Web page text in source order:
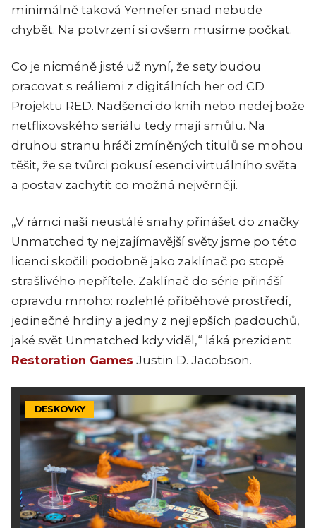
minimálně taková Yennefer snad nebude
chybět. Na potvrzení si ovšem musíme počkat.
Co je nicméně jisté už nyní, že sety budou
pracovat s reáliemi z digitálních her od CD
Projektu RED. Nadšenci do knih nebo nedej bože
netflixovského seriálu tedy mají smůlu. Na
druhou stranu hráči zmíněných titulů se mohou
těšit, že se tvůrci pokusí esenci virtuálního světa
a postav zachytit co možná nejvěrněji.
„V rámci naší neustálé snahy přinášet do značky
Unmatched ty nejzajímavější světy jsme po této
licenci skočili podobně jako zaklínač po stopě
strašlivého nepřítele. Zaklínač do série přináší
opravdu mnoho: rozlehlé příběhové prostředí,
jedinečné hrdiny a jedny z nejlepších padouchů,
jaké svět Unmatched kdy viděl,“ láká prezident
Restoration Games Justin D. Jacobson.
DESKOVKY